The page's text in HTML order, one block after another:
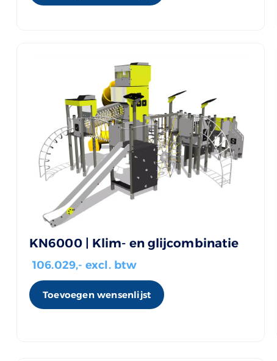
KN6000 | Klim- en glijcombinatie
106.029,- excl. btw
Toevoegen wensenlijst